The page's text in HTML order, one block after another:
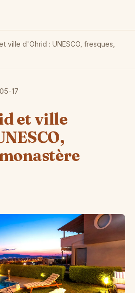
ville d'Ohrid : UNESCO, fresques,
17
et ville